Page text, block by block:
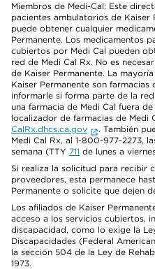
Miembros de Medi-Cal: Este
pacientes ambulatorios de Kaiser
puede obtener cualquier
Permanente. Los medicamentos
cubiertos por Medi Cal pueden
red de Medi Cal Rx. No es
de Kaiser Permanente. La
Kaiser Permanente son farmacias
informarle si forma parte de la
una farmacia de Medi Cal fuera
localizador de farmacias de Medi
CalRx.dhcs.ca.gov
. También
Medi Cal Rx, al 1-800-977-2273,
semana (TTY 711 de lunes a
Si realiza la solicitud para recibir
proveedores, esta permanece
Permanente o solicite que dejen
Los afiliados de Kaiser
acceso a los servicios cubiertos,
discapacidad, como lo exige la
Discapacidades (Federal
la sección 504 de la Ley de
1973.